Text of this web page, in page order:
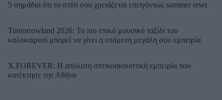
5 σημάδια ότι το σπίτι σου χρειάζεται επειγόντως summer reset
Tomorrowland 2026: Το πιο επικό μουσικό ταξίδι του
καλοκαιριού μπορεί να γίνει η επόμενη μεγάλη σου εμπειρία
X.FOREVER: Η απόλυτη οπτικοακουστική εμπειρία που
κατέκτησε την Αθήνα